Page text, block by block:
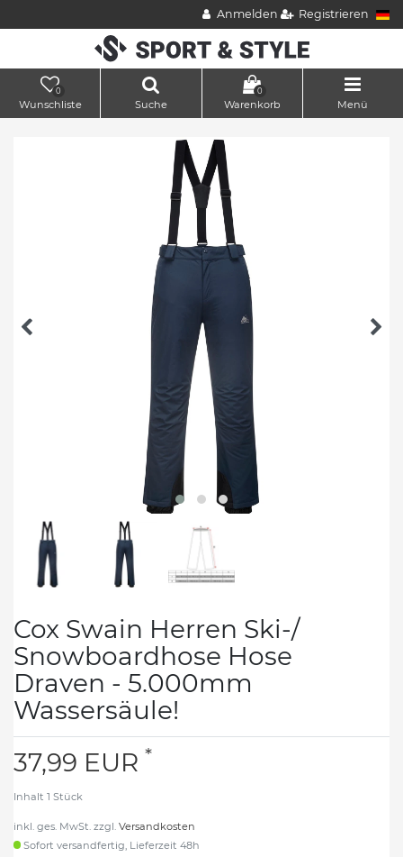
Anmelden Registrieren
0
Wunschliste Suche
0
Warenkorb Menü
Cox Swain Herren Ski-/
Snowboardhose Hose
Draven - 5.000mm
Wassersäule!
37,99 EUR *
Inhalt 1 Stück
inkl. ges. MwSt. zzgl. Versandkosten
Sofort versandfertig, Lieferzeit 48h